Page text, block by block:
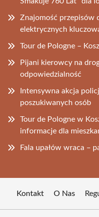
Znajomość przepisów
elektrycznych
Tour de Pologne –
Pijani kierowcy na
odpowiedzialność
Intensywna akcja
poszukiwanych osób
Tour de Pologne w
informacje dla
Fala upałów wraca –
Kontakt O Nas